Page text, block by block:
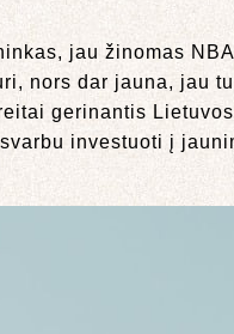
jau žinomas
nors dar jauna, jau
gerinantis
investuoti į